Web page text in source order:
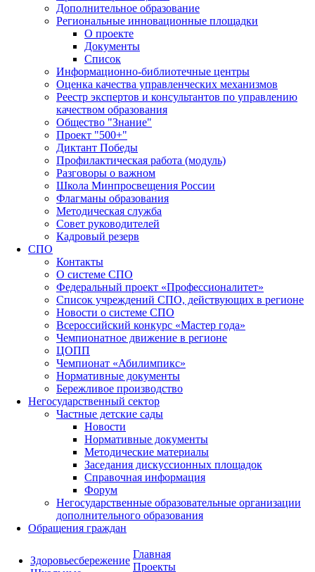
Дополнительное образование
Региональные инновационные площадки
О проекте
Документы
Список
Информационно-библиотечные центры
Оценка качества управленческих механизмов
Реестр экспертов и консультантов по управлению
качеством образования
Общество "Знание"
Проект "500+"
Диктант Победы
Профилактическая работа (модуль)
Разговоры о важном
Школа Минпросвещения России
Флагманы образования
Методическая служба
Совет руководителей
Кадровый резерв
СПО
Контакты
О системе СПО
Федеральный проект «Профессионалитет»
Список учреждений СПО, действующих в регионе
Новости о системе СПО
Всероссийский конкурс «Мастер года»
Чемпионатное движение в регионе
ЦОПП
Чемпионат «Абилимпикс»
Нормативные документы
Бережливое производство
Негосударственный сектор
Частные детские сады
Новости
Нормативные документы
Методические материалы
Заседания дискуссионных площадок
Справочная информация
Форум
Негосударственные образовательные организации
дополнительного образования
Обращения граждан
Здоровьесбережение
Главная
Проекты